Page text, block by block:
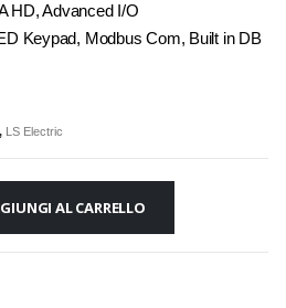
HD, Advanced I/O
Keypad, Modbus Com, Built in DB
, LS Electric
AL CARRELLO